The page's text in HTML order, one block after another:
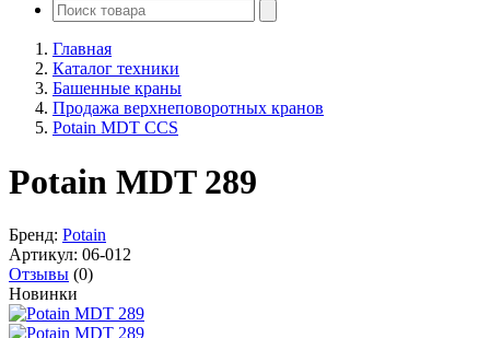
Главная
Каталог техники
Башенные краны
Продажа верхнеповоротных кранов
Potain MDT CCS
Potain MDT 289
Бренд: Potain
Артикул: 06-012
Отзывы (0)
Новинки